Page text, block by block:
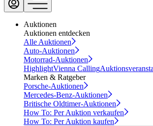
Auktionen
Auktionen entdecken
Alle Auktionen
Auto-Auktionen
Motorrad-Auktionen
HighlightVienna Calling
Marken & Ratgeber
Porsche-Auktionen
Mercedes-Benz-Auktionen
Britische Oldtimer-Auktionen
How To: Per Auktion verkaufen
How To: Per Auktion kaufen